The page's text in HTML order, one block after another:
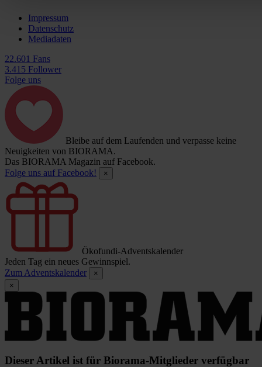
Impressum
Datenschutz
Mediadaten
22.601 Fans
3.415 Follower
Folge uns
Bleibe auf dem Laufenden und verpasse keine
Neuigkeiten von BIORAMA.
Das BIORAMA Magazin auf Facebook.
Folge uns auf Facebook!
×
Ökofundi-Adventskalender
Jeden Tag ein neues Gewinnspiel.
Zum Adventskalender
×
×
Dieser Artikel ist für Biorama-Mitglieder verfügbar